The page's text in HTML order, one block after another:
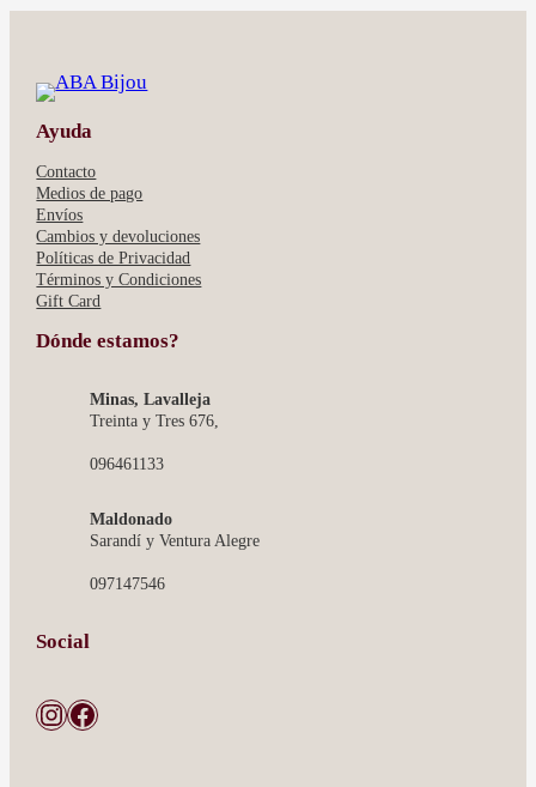
Ayuda
Contacto
Medios de pago
Envíos
Cambios y devoluciones
Políticas de Privacidad
Términos y Condiciones
Gift Card
Dónde estamos?
Minas, Lavalleja
Treinta y Tres 676,
096461133
Maldonado
Sarandí y Ventura Alegre
097147546
Social
Instagram Facebook